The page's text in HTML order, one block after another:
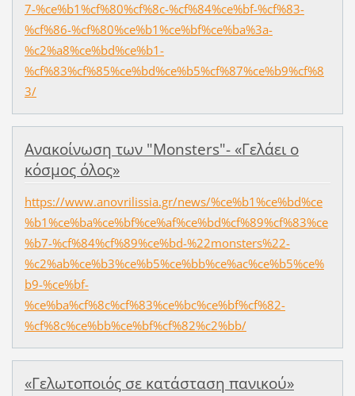
7-%ce%b1%cf%80%cf%8c-%cf%84%ce%bf-%cf%83-
%cf%86-%cf%80%ce%b1%ce%bf%ce%ba%3a-
%c2%a8%ce%bd%ce%b1-
%cf%83%cf%85%ce%bd%ce%b5%cf%87%ce%b9%cf%8
3/
Ανακοίνωση των "Monsters"- «Γελάει ο
κόσμος όλος»
https://www.anovrilissia.gr/news/%ce%b1%ce%bd%ce
%b1%ce%ba%ce%bf%ce%af%ce%bd%cf%89%cf%83%ce
%b7-%cf%84%cf%89%ce%bd-%22monsters%22-
%c2%ab%ce%b3%ce%b5%ce%bb%ce%ac%ce%b5%ce%
b9-%ce%bf-
%ce%ba%cf%8c%cf%83%ce%bc%ce%bf%cf%82-
%cf%8c%ce%bb%ce%bf%cf%82%c2%bb/
«Γελωτοποιός σε κατάσταση πανικού»